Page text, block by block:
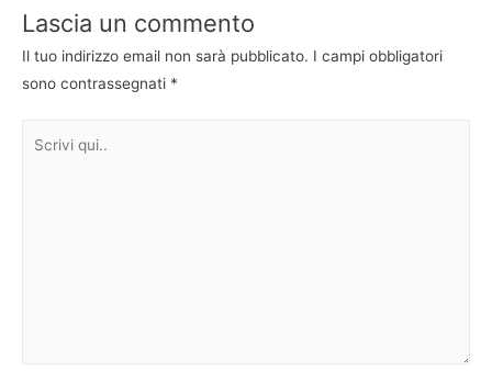
Lascia un commento
Il tuo indirizzo email non sarà pubblicato. I campi obbligatori
sono contrassegnati *